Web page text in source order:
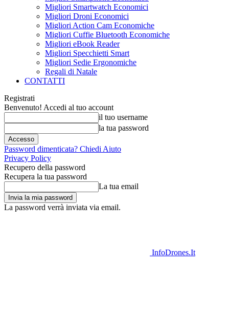
Migliori Smartwatch Economici
Migliori Droni Economici
Migliori Action Cam Economiche
Migliori Cuffie Bluetooth Economiche
Migliori eBook Reader
Migliori Specchietti Smart
Migliori Sedie Ergonomiche
Regali di Natale
CONTATTI
Registrati
Benvenuto! Accedi al tuo account
il tuo username
la tua password
Password dimenticata? Chiedi Aiuto
Privacy Policy
Recupero della password
Recupera la tua password
La tua email
La password verrà inviata via email.
InfoDrones.It